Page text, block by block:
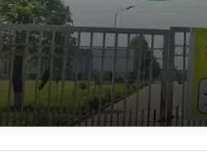
پاکستان اسپورٹس بورڈ کے ریٹائرڈ ملازمین کی دو ماہ سے پنشن بند، فوری ادائیگی کا مطالبہ